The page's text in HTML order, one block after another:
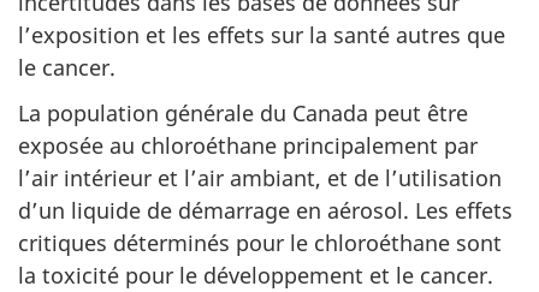
l’exposition et les effets sur la santé autres que
le cancer.
La population générale du Canada peut être
exposée au chloroéthane principalement par
l’air intérieur et l’air ambiant, et de l’utilisation
d’un liquide de démarrage en aérosol. Les effets
critiques déterminés pour le chloroéthane sont
la toxicité pour le développement et le cancer.